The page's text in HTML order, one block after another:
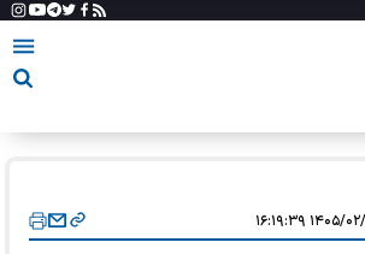
۲۶ ۱۶:۱۹:۳۹